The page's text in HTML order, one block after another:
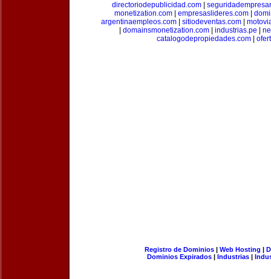
directoriodepublicidad.com|
monetization.com
empresaslideres.com
argentinaempleos.com
sitiodeventas.com
domainsmonetization.com| industrias.pe
catalogodepropiedades.com
Registro de Dominios| Web Hosting |
Dominios Expirados | Industrias |